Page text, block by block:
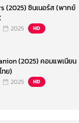
(2025) ซินเนอร์ส (พากย์
2025 HD
(2025) คอมแพเนียน
ย)
2025 HD